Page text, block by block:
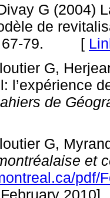
G (2004)
de
67-79. [
G,
l’expérience
de
G,
et
pdf/
2010].